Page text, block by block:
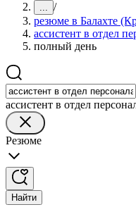
... /
резюме в Балахте
ассистент в отдел
полный день
ассистент в отдел
Резюме
Найти